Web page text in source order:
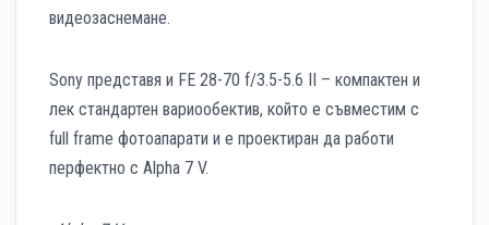
видеозаснемане.
Sony представя и FE 28-70 f/3.5-5.6 II – компактен и
лек стандартен вариообектив, който е съвместим с
full frame фотоапарати и е проектиран да работи
перфектно с Alpha 7 V.